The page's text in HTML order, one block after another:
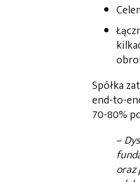
Spółka
end-to-
70-80%
–
oraz